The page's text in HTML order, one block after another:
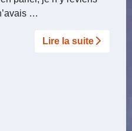
…
Lire la suite­­